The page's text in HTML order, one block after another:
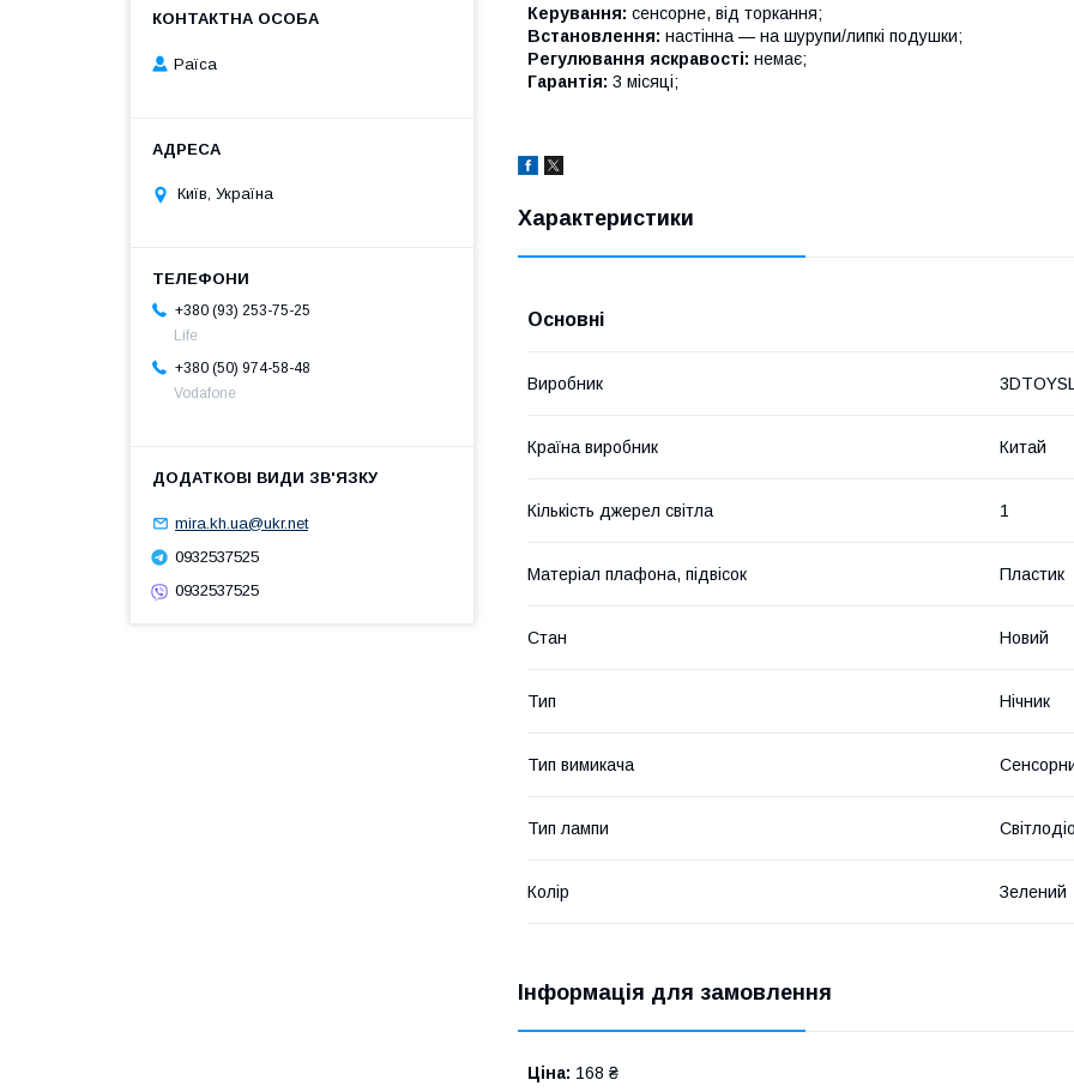
Керування: сенсорне, від торкання;
Встановлення: настінна — на шурупи/липкі подушки;
Регулювання яскравості: немає;
Гарантія: 3 місяці;
Характеристики
Основні
Виробник
Країна виробник Китай
Кількість джерел світла 1
Матеріал плафона, підвісок Пластик
Стан Новий
Тип Нічник
Тип вимикача
Тип лампи
Колір Зелений
Інформація для замовлення
Ціна: 168 ₴
Раїса
Київ, Україна
+380 (93) 253-75-25
Life
+380 (50) 974-58-48
Vodafone
mira.kh.ua@ukr.net
0932537525
0932537525